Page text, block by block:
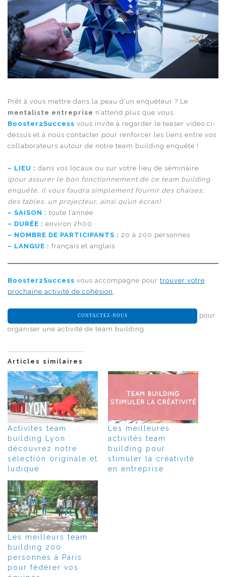
Prêt à vous mettre dans la peau d’un enquêteur ? Le
mentaliste entreprise n’attend plus que vous.
Booster2Success vous invite à regarder le teaser vidéo ci-
dessus et à nous contacter pour renforcer les liens entre vos
collaborateurs autour de notre team building enquête !
– LIEU : dans vos locaux ou sur votre lieu de séminaire
(pour assurer le bon fonctionnement de ce team building
enquête, il vous faudra simplement fournir des chaises,
des tables, un projecteur, ainsi qu’un écran)
– SAISON : toute l’année
– DURÉE : environ 2h00
– NOMBRE DE PARTICIPANTS : 20 à 200 personnes
– LANGUE : français et anglais
Booster2Success vous accompagne pour trouver votre
prochaine activité de cohésion .
CONTACTEZ-NOUS
pour
organiser une activité de team building.
Articles similaires
Activités team
building Lyon :
découvrez notre
sélection originale et
ludique
Les meilleures
activités team
building pour
stimuler la créativité
en entreprise
Les meilleurs team
building 200
personnes à Paris
pour fédérer vos